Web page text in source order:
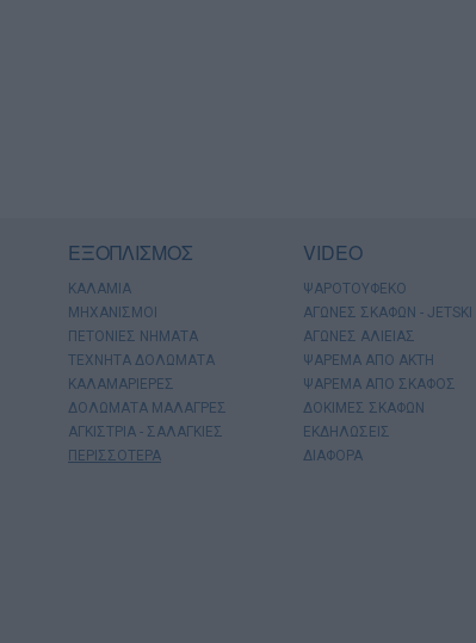
ΕΞΟΠΛΙΣΜΟΣ
ΚΑΛΑΜΙΑ
ΜΗΧΑΝΙΣΜΟΙ
ΠΕΤΟΝΙΕΣ ΝΗΜΑΤΑ
ΤΕΧΝΗΤΑ ΔΟΛΩΜΑΤΑ
ΚΑΛΑΜΑΡΙΕΡΕΣ
ΔΟΛΩΜΑΤΑ ΜΑΛΑΓΡΕΣ
ΑΓΚΙΣΤΡΙΑ - ΣΑΛΑΓΚΙΕΣ
ΠΕΡΙΣΣΟΤΕΡΑ
VIDEO
ΨΑΡΟΤΟΥΦΕΚΟ
ΑΓΩΝΕΣ ΣΚΑΦΩΝ - JETSKI
ΑΓΩΝΕΣ ΑΛΙΕΙΑΣ
ΨΑΡΕΜΑ ΑΠΟ ΑΚΤΗ
ΨΑΡΕΜΑ ΑΠΟ ΣΚΑΦΟΣ
ΔΟΚΙΜΕΣ ΣΚΑΦΩΝ
ΕΚΔΗΛΩΣΕΙΣ
ΔΙΑΦΟΡΑ